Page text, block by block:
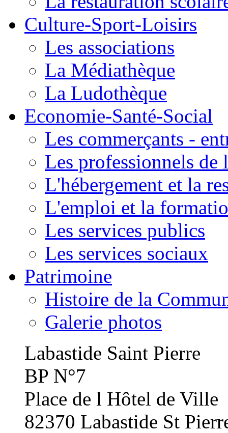
Culture-Sport-Loisirs
Les associations
La Médiathèque
La Ludothèque
Economie-Santé-Social
Les commerçants -
Les professionnels de
L'hébergement et la
L'emploi et la
Les services publics
Les services sociaux
Patrimoine
Histoire de la
Galerie photos
Labastide Saint Pierre
BP N°7
Place de l Hôtel de Ville
82370 Labastide St